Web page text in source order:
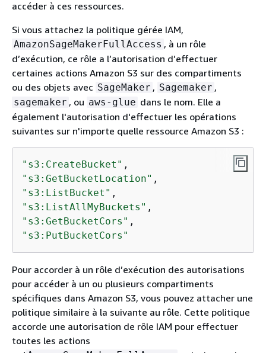
accéder à ces ressources.
Si vous attachez la politique gérée IAM,
AmazonSageMakerFullAccess , à un rôle
d’exécution, ce rôle a l’autorisation d’effectuer
certaines actions Amazon S3 sur des compartiments
ou des objets avec SageMaker , Sagemaker ,
sagemaker , ou aws-glue dans le nom. Elle a
également l'autorisation d'effectuer les opérations
suivantes sur n'importe quelle ressource Amazon S3 :
"s3:CreateBucket"
"s3:GetBucketLocation"
"s3:ListBucket"
"s3:ListAllMyBuckets"
"s3:GetBucketCors"
"s3:PutBucketCors"
Pour accorder à un rôle d’exécution des autorisations
pour accéder à un ou plusieurs compartiments
spécifiques dans Amazon S3, vous pouvez attacher une
politique similaire à la suivante au rôle. Cette politique
accorde une autorisation de rôle IAM pour effectuer
toutes les actions